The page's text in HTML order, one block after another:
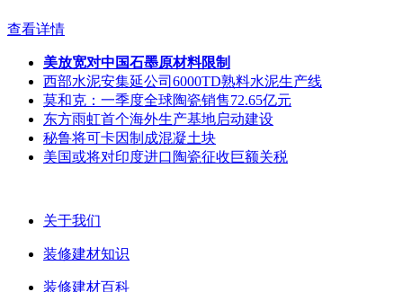
查看详情
美放宽对中国石墨原材料限制
西部水泥安集延公司6000TD熟料水泥生产线
莫和克：一季度全球陶瓷销售72.65亿元
东方雨虹首个海外生产基地启动建设
秘鲁将可卡因制成混凝土块
美国或将对印度进口陶瓷征收巨额关税
关于我们
装修建材知识
装修建材百科